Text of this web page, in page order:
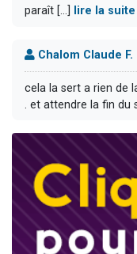
paraît [...]
lire la
Chalom Claude F.
cela la sert a rien de
. et attendre la fin du